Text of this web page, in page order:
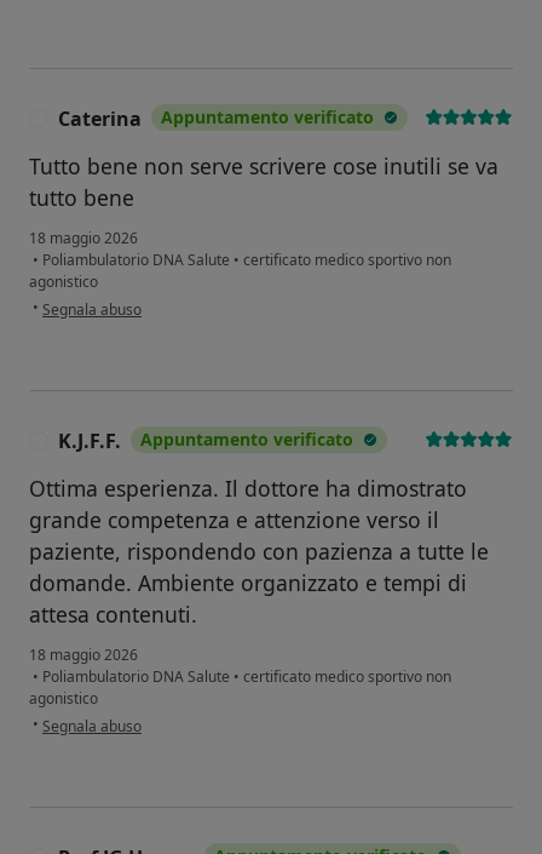
Caterina Appuntamento verificato
Tutto bene non serve scrivere cose inutili se va
tutto bene
18 maggio 2026
• Poliambulatorio DNA Salute • certificato medico sportivo non
agonistico
• secondo l'opinione dell'utente Caterina
Segnala abuso
K.J.F.F. Appuntamento verificato
Ottima esperienza. Il dottore ha dimostrato
grande competenza e attenzione verso il
paziente, rispondendo con pazienza a tutte le
domande. Ambiente organizzato e tempi di
attesa contenuti.
18 maggio 2026
• Poliambulatorio DNA Salute • certificato medico sportivo non
agonistico
• secondo l'opinione dell'utente K.J.F.F.
Segnala abuso